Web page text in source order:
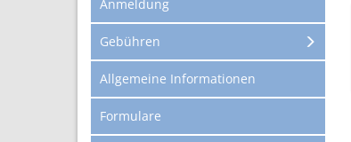
Anmeldung
Gebühren
Allgemeine Informationen
Formulare